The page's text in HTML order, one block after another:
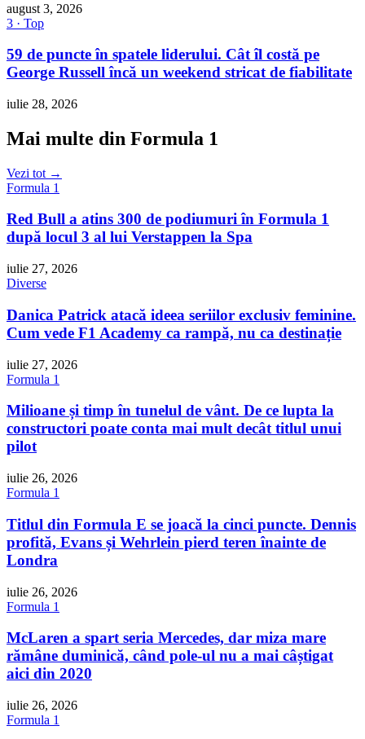
august 3, 2026
3 · Top
59 de puncte în spatele liderului. Cât îl costă pe
George Russell încă un weekend stricat de fiabilitate
iulie 28, 2026
Mai multe din Formula 1
Vezi tot →
Formula 1
Red Bull a atins 300 de podiumuri în Formula 1
după locul 3 al lui Verstappen la Spa
iulie 27, 2026
Diverse
Danica Patrick atacă ideea seriilor exclusiv feminine.
Cum vede F1 Academy ca rampă, nu ca destinație
iulie 27, 2026
Formula 1
Milioane și timp în tunelul de vânt. De ce lupta la
constructori poate conta mai mult decât titlul unui
pilot
iulie 26, 2026
Formula 1
Titlul din Formula E se joacă la cinci puncte. Dennis
profită, Evans și Wehrlein pierd teren înainte de
Londra
iulie 26, 2026
Formula 1
McLaren a spart seria Mercedes, dar miza mare
rămâne duminică, când pole-ul nu a mai câștigat
aici din 2020
iulie 26, 2026
Formula 1